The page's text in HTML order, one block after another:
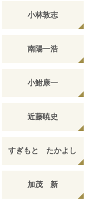
小林敦志
南陽一浩
小鮒康一
近藤暁史
すぎもと たかよし
加茂 新